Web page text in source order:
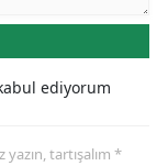
ediyorum
tartışalım *